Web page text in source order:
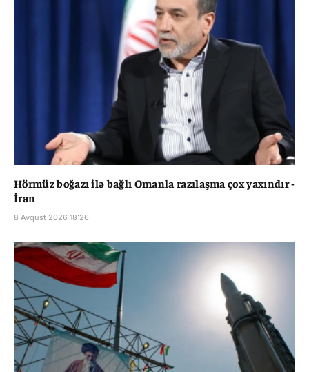
Hörmüz boğazı ilə bağlı Omanla razılaşma çox yaxındır -
İran
8 Avqust 2026 18:26